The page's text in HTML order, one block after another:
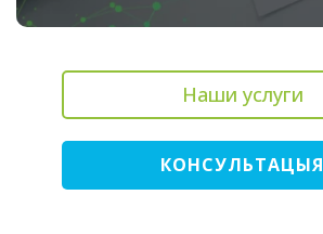
Наши услуги
КОНСУЛЬТАЦЫЯ